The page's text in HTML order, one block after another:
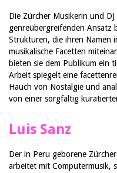
Die Zürcher Musikerin und
genreübergreifenden Ansatz
Strukturen, die ihren Namen
musikalische Facetten
bieten sie dem Publikum ein
Arbeit spiegelt eine
Hauch von Nostalgie und
von einer sorgfältig
Luis Sanz
Der in Peru geborene
arbeitet mit Computermusik,